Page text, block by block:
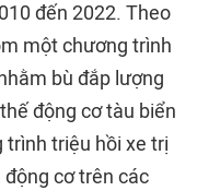
đến 2022. Theo
một chương trình
bù đắp lượng
động cơ tàu biển
trình triệu hồi xe trị
cơ trên các